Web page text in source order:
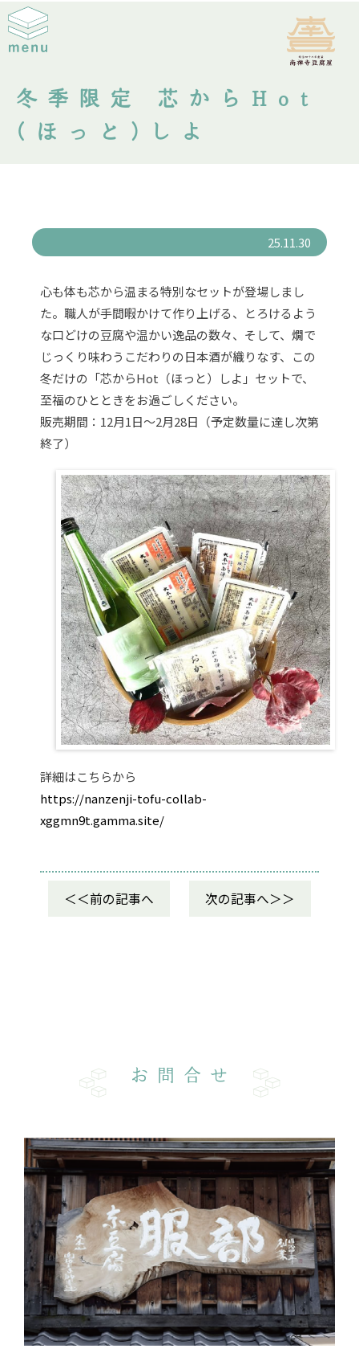
冬季限定 芯からHot
(ほっと)しよ
25.11.30
心も体も芯から温まる特別なセットが登場しまし
た。職人が手間暇かけて作り上げる、とろけるよう
な口どけの豆腐や温かい逸品の数々、そして、燗で
じっくり味わうこだわりの日本酒が織りなす、この
冬だけの「芯からHot（ほっと）しよ」セットで、
至福のひとときをお過ごしください。
販売期間：12月1日〜2月28日（予定数量に達し次第
終了）
詳細はこちらから
https://nanzenji-tofu-collab-
xggmn9t.gamma.site/
前の記事へ 次の記事へ
お問合せ